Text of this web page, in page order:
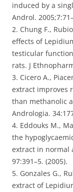
induced by a
Androl.
2. Chung F.,
effects of
testicular
rats. J
3. Cicero A.,
extract improves
than methanolic
Andrologia.
4. Eddouks M.,
the
extract in normal
97:391–5. (2005).
5. Gonzales G.,
extract of